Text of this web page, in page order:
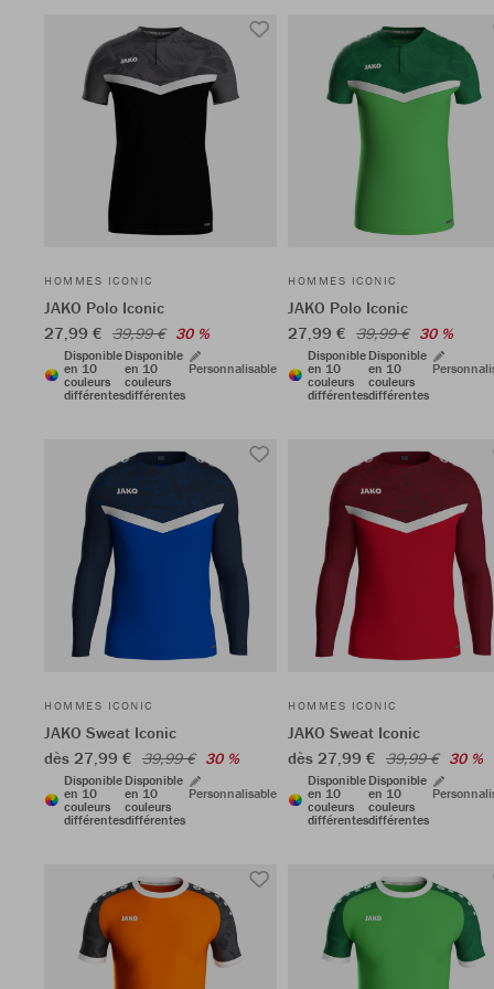
HOMMES ICONIC
JAKO Polo Iconic
27,99 € 39,99 € 30 %
Disponible
en 10
couleurs
différentes
Disponible
en 10
couleurs
différentes
Personnalisable
HOMMES ICONIC
JAKO Polo Iconic
27,99 € 39,99 € 30 %
Disponible
en 10
couleurs
différentes
Disponible
en 10
couleurs
différentes
HOMMES ICONIC
JAKO Sweat Iconic
dès 27,99 € 39,99 € 30 %
Disponible
en 10
couleurs
différentes
Disponible
en 10
couleurs
différentes
Personnalisable
HOMMES ICONIC
JAKO Sweat Iconic
dès 27,99 € 39,99 € 30 %
Disponible
en 10
couleurs
différentes
Disponible
en 10
couleurs
différentes